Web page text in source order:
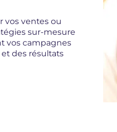
vos ventes ou
sur-mesure
vos campagnes
des résultats